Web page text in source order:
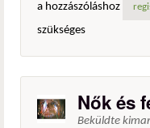
a hozzászóláshoz
szükséges
Nők és
Beküldte